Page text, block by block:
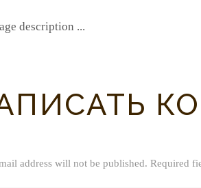
description ...
address will not be published. Required